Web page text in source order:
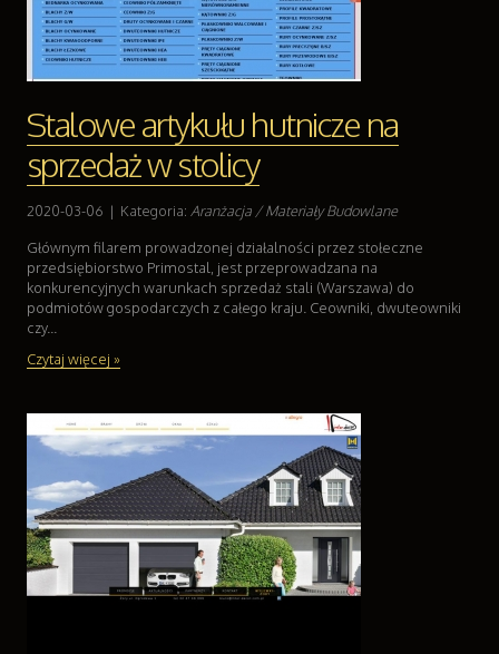
Stalowe artykułu hutnicze na
sprzedaż w stolicy
2020-03-06 | Kategoria: Aranżacja / Materiały Budowlane
Głównym filarem prowadzonej działalności przez stołeczne
przedsiębiorstwo Primostal, jest przeprowadzana na
konkurencyjnych warunkach sprzedaż stali (Warszawa) do
podmiotów gospodarczych z całego kraju. Ceowniki, dwuteowniki
czy...
Czytaj więcej »